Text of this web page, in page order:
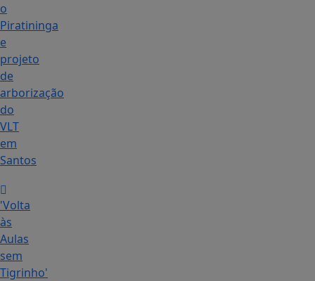
o
Piratininga
e
projeto
de
arborização
do
VLT
em
Santos
'Volta
às
Aulas
sem
Tigrinho'